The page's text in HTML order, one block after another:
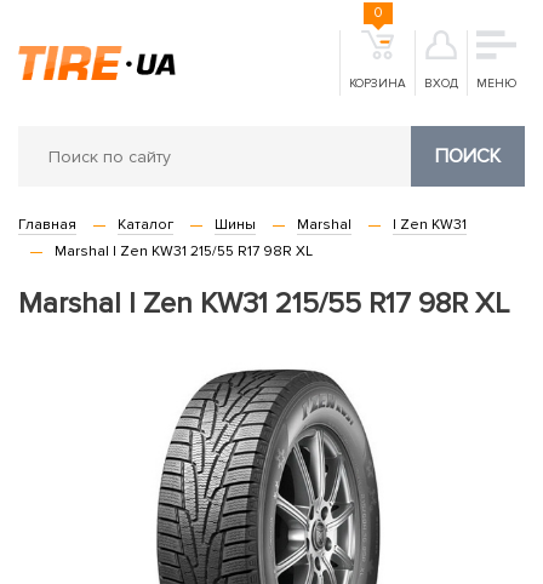
КОРЗИНА
0
ВХОД МЕНЮ
ПОИСК
Главная Каталог Шины Marshal
I Zen KW31
Marshal I Zen KW31 215/55 R17 98R XL
Marshal I Zen KW31 215/55 R17 98R XL